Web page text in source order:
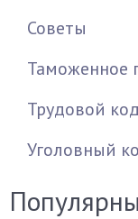
Советы
Таможенное
Трудовой
Уголовный